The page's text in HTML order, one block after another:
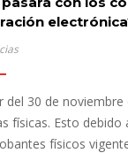
del 30 de
físicas. Esto
físicos